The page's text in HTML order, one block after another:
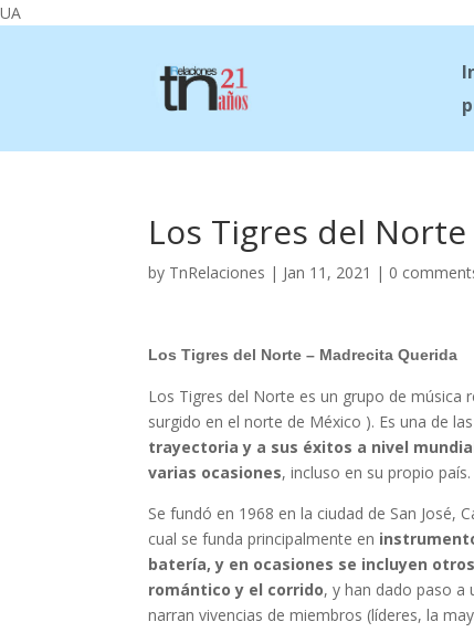
UA
Los Tigres del
by TnRelaciones | Jan 11, 2021 | 0
Los Tigres del Norte – Madrecita Querida
Los Tigres del Norte es un grupo de música
surgido en el norte de México ). Es una de
trayectoria y a sus éxitos a nivel
varias ocasiones, incluso en su propio país.
Se fundó en 1968 en la ciudad de San José,
cual se funda principalmente en
batería, y en ocasiones se incluyen
romántico y el corrido, y han dado paso a
narran vivencias de miembros (líderes, la